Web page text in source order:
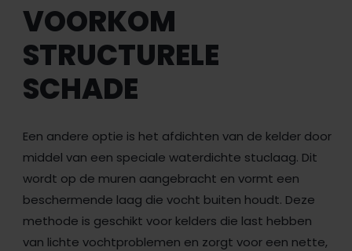
VOORKOM
STRUCTURELE
SCHADE
Een andere optie is het afdichten van de kelder door
middel van een speciale waterdichte stuclaag. Dit
wordt op de muren aangebracht en vormt een
beschermende laag die vocht buiten houdt. Deze
methode is geschikt voor kelders die last hebben
van lichte vochtproblemen en zorgt voor een nette,